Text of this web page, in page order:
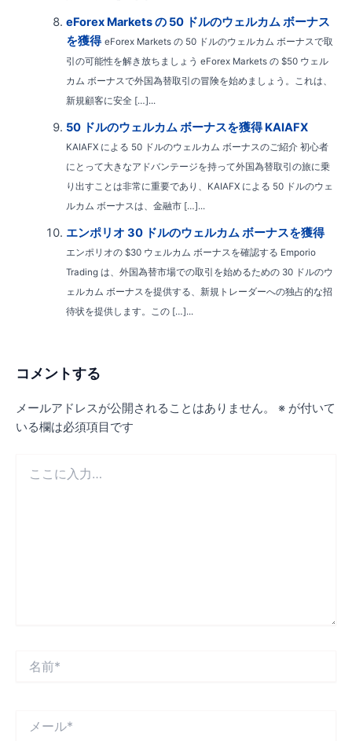
eForex Markets の 50 ドルのウェルカム ボーナス
を獲得 eForex Markets の 50 ドルのウェルカム ボーナスで取
引の可能性を解き放ちましょう eForex Markets の $50 ウェル
カム ボーナスで外国為替取引の冒険を始めましょう。これは、
新規顧客に安全 […]...
50 ドルのウェルカム ボーナスを獲得 KAIAFX
KAIAFX による 50 ドルのウェルカム ボーナスのご紹介 初心者
にとって大きなアドバンテージを持って外国為替取引の旅に乗
り出すことは非常に重要であり、KAIAFX による 50 ドルのウェ
ルカム ボーナスは、金融市 […]...
エンポリオ 30 ドルのウェルカム ボーナスを獲得
エンポリオの $30 ウェルカム ボーナスを確認する Emporio
Trading は、外国為替市場での取引を始めるための 30 ドルのウ
ェルカム ボーナスを提供する、新規トレーダーへの独占的な招
待状を提供します。この […]...
コメントする
メールアドレスが公開されることはありません。 ※ が付いて
いる欄は必須項目です